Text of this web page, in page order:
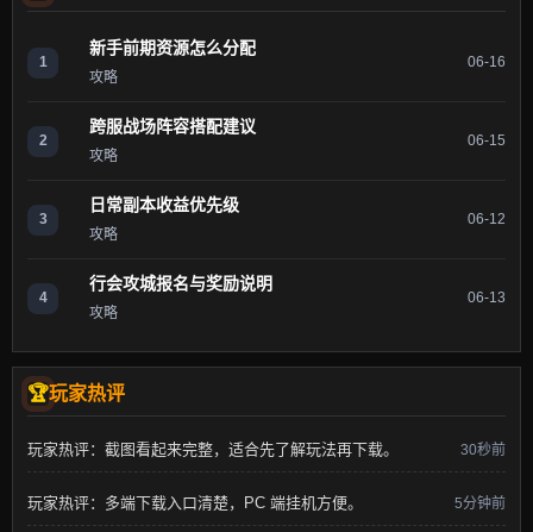
1
新手前期资源怎么分配
攻略
06-16
2
跨服战场阵容搭配建议
攻略
06-15
3
日常副本收益优先级
攻略
06-12
4
行会攻城报名与奖励说明
攻略
06-13
玩家热评
玩家热评：截图看起来完整，适合先了解玩法再下载。 30秒前
玩家热评：多端下载入口清楚，PC 端挂机方便。 5分钟前